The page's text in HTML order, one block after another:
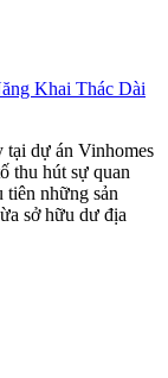
Khai Thác Dài
tại dự án Vinhomes
thu hút sự quan
những sản
sở hữu dư địa